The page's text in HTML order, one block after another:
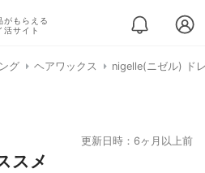
がもらえる
活サイト
グ ヘアワックス nigelle(ニゼル) ド
更新日時：6ヶ月以上前
スメ